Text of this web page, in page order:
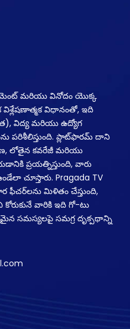
మరియు వినోదం యొక్క
విధానంతో, ఇది
విద్య మరియు ఉద్యోగ
పరిశీలిస్తుంది. ప్లాట్‌ఫారమ్ దాని
లోతైన కవరేజీ మరియు
ప్రయత్నిస్తుంది, వారు
చూస్తారు. Pragada TV
మిళితం చేస్తుంది,
వారికి ఇది గో-టు
సమస్యలపై సమగ్ర దృక్పథాన్ని